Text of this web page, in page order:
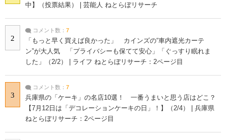
中】（投票結果） | 芸能人 ねとらぼリサーチ
2
コメント数： 7
「もっと早く買えば良かった」 カインズの“車内遮光カーテ
ン”が大人気 「プライバシーも保てて安心」「ぐっすり眠れま
した」（2/2） | ライフ ねとらぼリサーチ：2ページ目
3
コメント数： 7
兵庫県の「ケーキ」の名店10選！ 一番うまいと思う店はどこ？
【7月12日は「デコレーションケーキの日」！】（2/4） | 兵庫県
ねとらぼリサーチ：2ページ目